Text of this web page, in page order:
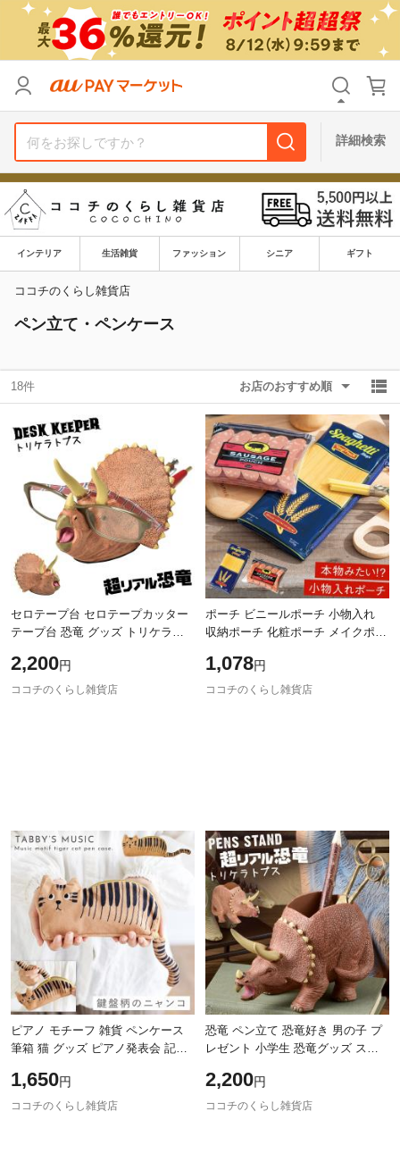
詳細検索
インテリア 生活雑貨 ファッション シニア ギフト
ココチのくらし雑貨店
ペン立て・ペンケース
18件 お店のおすすめ順
セロテープ台 セロテープカッター
テープ台 恐竜 グッズ トリケラト
学生 キッズ 恐竜好き 子供部屋 ユ
2,200円
ココチのくらし雑貨店
ポーチ ビニールポーチ 小物入れ
収納ポーチ 化粧ポーチ メイクポー
もしろ 雑貨 食品 食材パック モチ
ー
1,078円
ココチのくらし雑貨店
ピアノ モチーフ 雑貨 ペンケース
筆箱 猫 グッズ ピアノ発表会 記念
かわいい TABBYS MUSIC ペンケ
ー
1,650円
ココチのくらし雑貨店
恐竜 ペン立て 恐竜好き 男の子 プ
レゼント 小学生 恐竜グッズ ステ
プス
2,200円
ココチのくらし雑貨店
支払い方法
その他の条件
送料無料 タイムセール
Pontaパス特典対象すべて
サンキュー配送対象
キーワード
除外ワード
リセット
支払い方法
その他の条件
送料無料 タイムセール
Pontaパス特典対象すべて
サンキュー配送対象
キーワード
除外ワード